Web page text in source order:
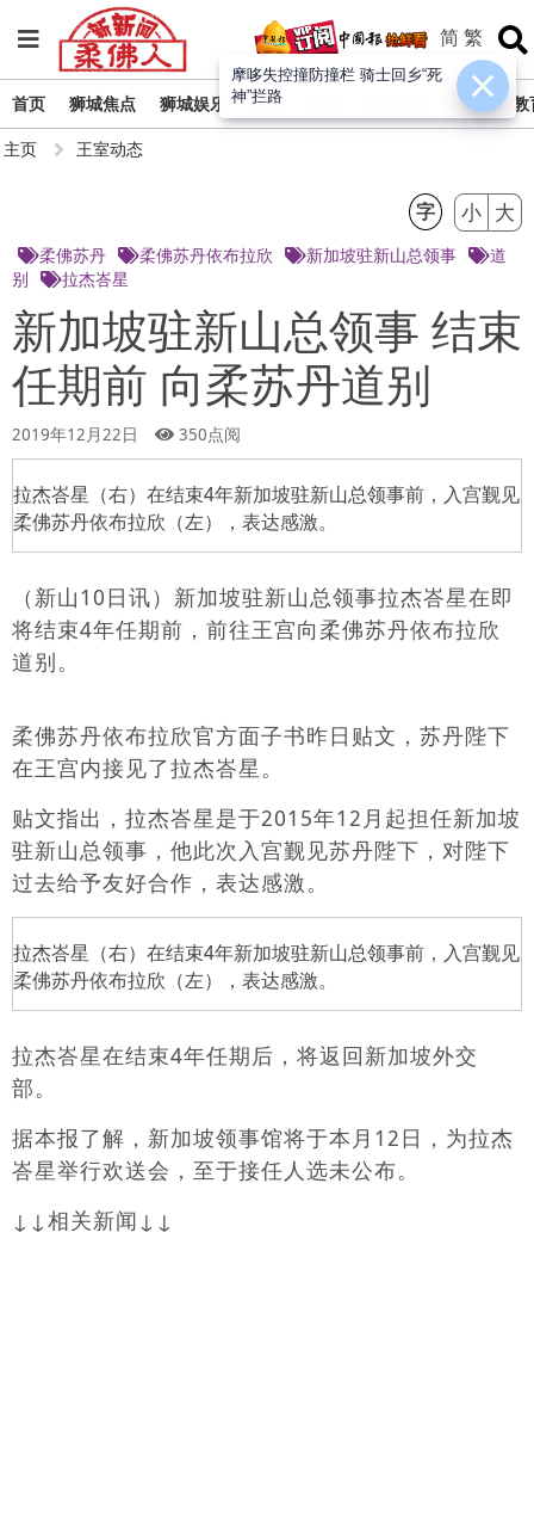
简 繁
首页 狮城焦点 狮城娱乐 时事 社团
主页
王室动态
字 小 大
柔佛苏丹 柔佛苏丹依布拉欣 新加坡驻新山总领事
道
别
拉杰峇星
新加坡驻新山总领事 结束
任期前 向柔苏丹道别
2019年12月22日 350点阅
拉杰峇星（右）在结束4年新加坡驻新山总领事前，入宫觐见
柔佛苏丹依布拉欣（左），表达感激。
（新山10日讯）新加坡驻新山总领事拉杰峇星在即
将结束4年任期前，前往王宫向柔佛苏丹依布拉欣
道别。
柔佛苏丹依布拉欣官方面子书昨日贴文，苏丹陛下
在王宫内接见了拉杰峇星。
贴文指出，拉杰峇星是于2015年12月起担任新加坡
驻新山总领事，他此次入宫觐见苏丹陛下，对陛下
过去给予友好合作，表达感激。
拉杰峇星（右）在结束4年新加坡驻新山总领事前，入宫觐见
柔佛苏丹依布拉欣（左），表达感激。
拉杰峇星在结束4年任期后，将返回新加坡外交
部。
据本报了解，新加坡领事馆将于本月12日，为拉杰
峇星举行欢送会，至于接任人选未公布。
↓↓相关新闻↓↓
摩哆失控撞防撞栏 骑士回乡“死
神”拦路